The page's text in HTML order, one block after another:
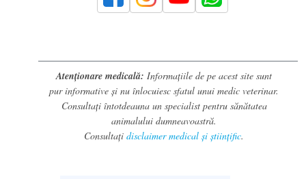
Atenționare medicală: Informațiile de pe acest site sunt
pur informative și nu înlocuiesc sfatul unui medic veterinar.
Consultați întotdeauna un specialist pentru sănătatea
animalului dumneavoastră.
Consultați disclaimer medical și științific.